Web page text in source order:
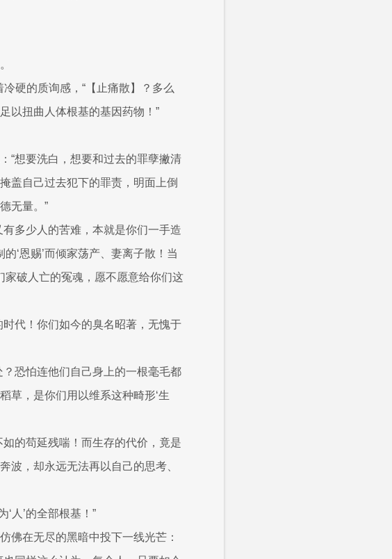
硬的质询感，“【止痛散】？多么
以扭曲人体根基的基因药物！”
“想要洗白，想要和过去的罪孽撇清
盖自己过去犯下的罪责，明面上倒
无量。”
多少人的苦难，本就是你们一手造
‘恩赐’而倾家荡产、妻离子散！当
家破人亡的冤魂，愿不愿意给你们这
代！你们如今的臭名昭著，无愧于
恐怕连他们自己身上的一根毫毛都
草，是你们用以维系这种畸形‘生
的苟延残喘！而生存的代价，竟是
波，却永远无法再以自己的思考、
人’的全部根基！”
佛在无尽的黑暗中投下一线光芒：